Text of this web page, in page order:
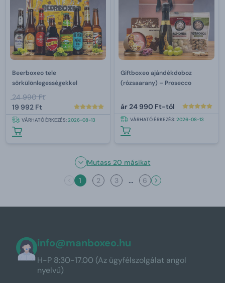
Beerboxeo tele
sörkülönlegességekkel
24 990 Ft
19 992 Ft
VÁRHATÓ ÉRKEZÉS:2026-08-13
Giftboxeo ajándékdoboz
(rózsaarany) – Prosecco
ár24 990 Ft-tól
VÁRHATÓ ÉRKEZÉS:2026-08-13
Mutass 20 másikat
1
2 3 ... 6
info@manboxeo.hu
H-P 8:30-17.00 (Az ügyfélszolgálat angol
nyelvű)